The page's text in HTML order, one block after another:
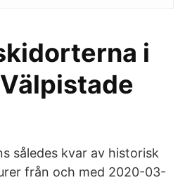
i
således kvar av historisk
från och med 2020-03-